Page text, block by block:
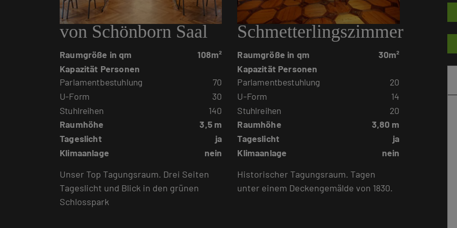
von Schönborn Saal
Raumgröße in qm
108m²
Kapazität Personen
Parlamentbestuhlung
70
U-Form
30
Stuhlreihen
140
Raumhöhe
3,5 m
Tageslicht
ja
Klimaanlage
nein
Unser Top Tagungsraum. Drei Seiten
Tageslicht und Blick in den grünen
Schlosspark
Schmetterlingszimmer
Raumgröße in qm
30m²
Kapazität Personen
Parlamentbestuhlung
20
U-Form
14
Stuhlreihen
20
Raumhöhe
3,80 m
Tageslicht
ja
Klimaanlage
nein
Historischer Tagungsraum. Tagen
unter einem Deckengemälde von 1830.